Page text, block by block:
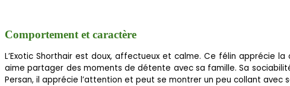
Comportement et caractère
L’Exotic Shorthair est doux, affectueux et calme. Ce félin apprécie
aime partager des moments de détente avec sa famille. Sa
Persan, il apprécie l’attention et peut se montrer un peu collant avec